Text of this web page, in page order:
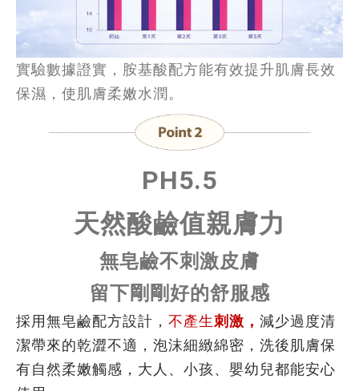
實驗數據證實，胺基酸配方能有效提升肌膚長效
保濕，使肌膚柔嫩水潤。
PH5.5
天然酸鹼值親膚力
無皂鹼不刺激皮膚
留下剛剛好的舒服感
採用無皂鹼配方設計， 不產生刺激， 減少過度清
潔帶來的乾澀不適，泡沫細緻綿密，洗後肌膚保
有自然柔嫩觸感，大人、小孩、嬰幼兒都能安心